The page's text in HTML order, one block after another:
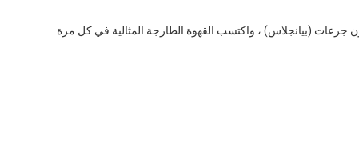
جرعات (بيانجلاس) ، واكتسب القهوة الطازجة المثالية في كل مرة